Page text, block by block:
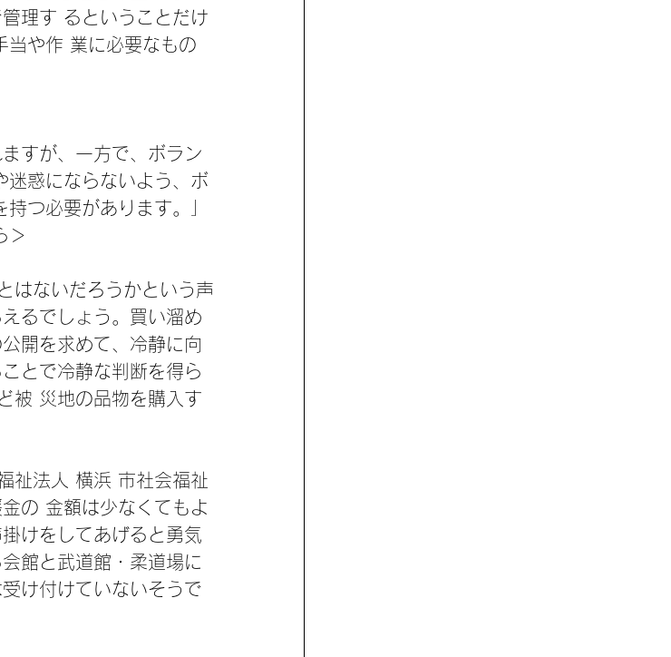
理す るということだけ
当や作 業に必要なもの
すが、一方で、ボラン
迷惑にならないよう、ボ
つ必要があります。」
＞
はないだろうかという声
るでしょう。買い溜め
開を求めて、冷静に向
とで冷静な判断を得ら
被 災地の品物を購入す
祉法人 横浜 市社会福祉
の 金額は少なくてもよ
けをしてあげると勇気
館と武道館・柔道場に
け付けていないそうで